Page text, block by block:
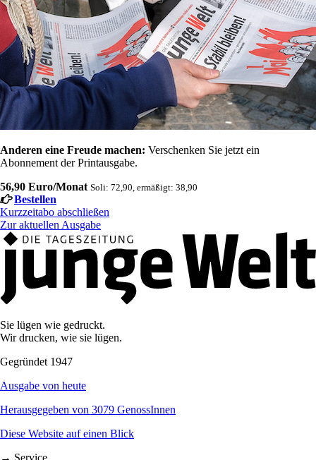
Anderen eine Freude machen: Verschenken Sie jetzt ein
Abonnement der Printausgabe.
56,90 Euro/Monat Soli: 72,90, ermäßigt: 38,90
Bestellen
Kurzzeitabo abschließen
Zur aktuellen Ausgabe
Sie lügen wie gedruckt.
Wir drucken, wie sie lügen.
Gegründet 1947
Ausgabe von heute
Herausgegeben von 3079 GenossInnen
Diese Website auf einen Blick
→ Service